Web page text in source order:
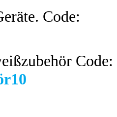
Code:
Code: